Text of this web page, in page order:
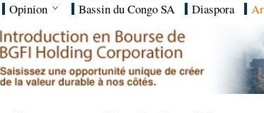
Opinion Bassin du Congo SA Diaspora